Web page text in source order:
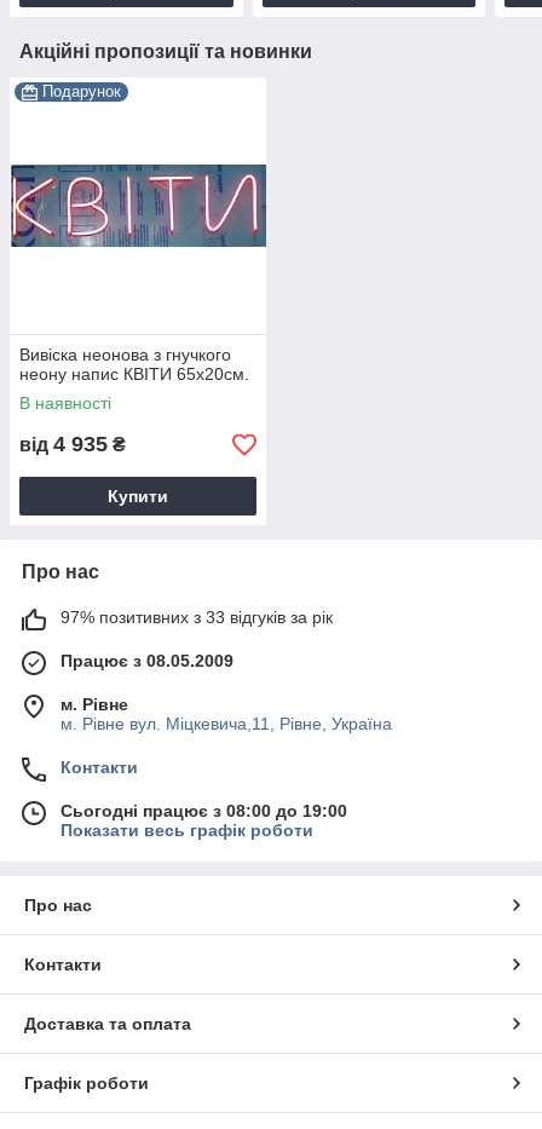
Акційні пропозиції та новинки
Подарунок
Вивіска неонова з гнучкого
неону напис КВІТИ 65х20см.
В наявності
від 4 935 ₴
Купити
Про нас
97% позитивних з 33 відгуків за рік
Працює з 08.05.2009
м. Рівне
м. Рівне вул. Міцкевича,11, Рівне, Україна
Контакти
Сьогодні працює з 08:00 до 19:00
Показати весь графік роботи
Про нас
Контакти
Доставка та оплата
Графік роботи